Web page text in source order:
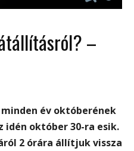
–
év októberének
idén október 30-ra esik.
2 órára állítjuk vissza